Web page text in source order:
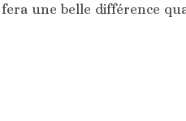
une belle différence